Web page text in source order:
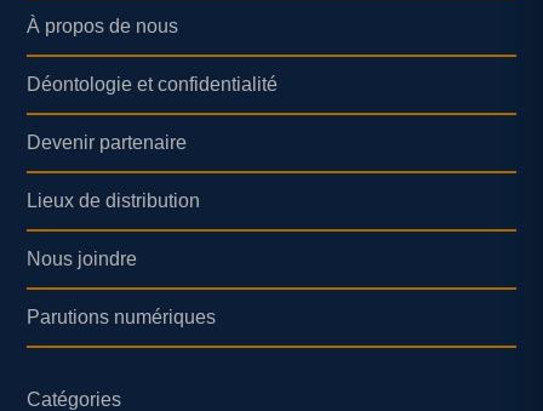
À propos de nous
Déontologie et confidentialité
Devenir partenaire
Lieux de distribution
Nous joindre
Parutions numériques
Catégories